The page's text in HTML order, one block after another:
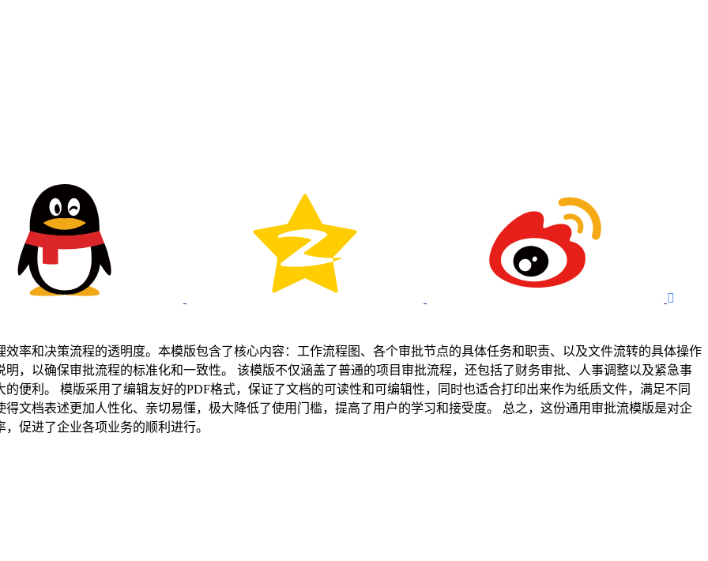

率和决策流程的透明度。本模版包含了核心内容：工作流程图、各个审批节点的具体任务和职责、以及文件流转的具体操作
涵盖了普通的项目审批流程，还包括了财务审批、人事调整以及紧急事
为纸质文件，满足不同
人性化、亲切易懂，极大降低了使用门槛，提高了用户的学习和接受度。 总之，这份通用审批流模版是对企
促进了企业各项业务的顺利进行。